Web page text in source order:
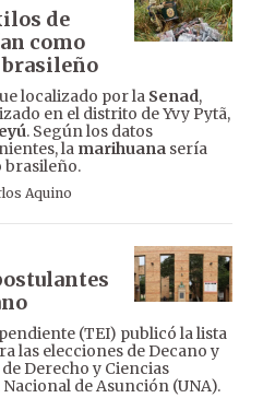
de
como
localizado por la Senad,
en el distrito de Yvy Pytã,
. Según los datos
la marihuana sería
brasileño.
Aquino
(TEI) publicó la lista
las elecciones de Decano y
Derecho y Ciencias
de Asunción (UNA).